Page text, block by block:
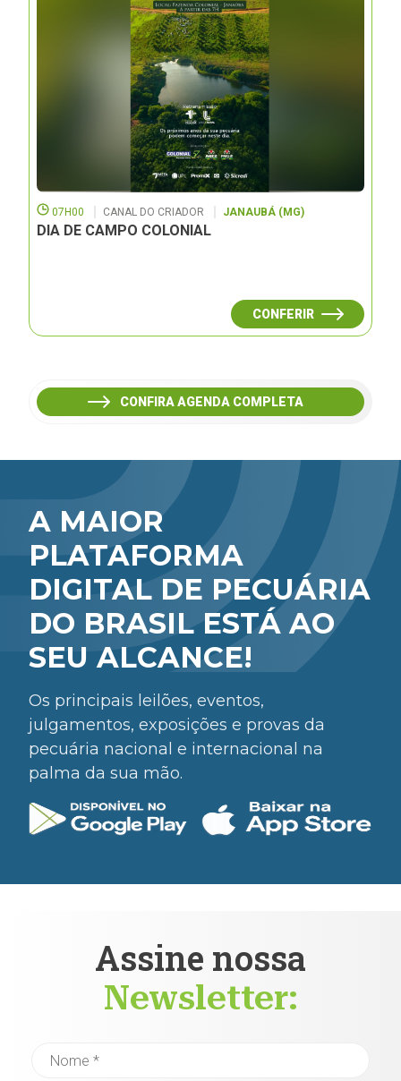
07H00 CANAL DO CRIADOR JANAUBÁ (MG)
DIA DE CAMPO COLONIAL
CONFERIR
CONFIRA AGENDA COMPLETA
A MAIOR
PLATAFORMA
DIGITAL DE PECUÁRIA
DO BRASIL ESTÁ AO
SEU ALCANCE!
Os principais leilões, eventos,
julgamentos, exposições e provas da
pecuária nacional e internacional na
palma da sua mão.
Assine nossa
Newsletter: